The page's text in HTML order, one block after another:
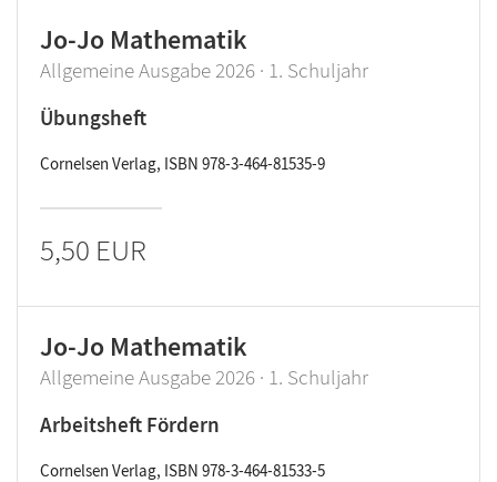
Jo-Jo Mathematik
Allgemeine Ausgabe 2026 · 1. Schuljahr
Übungsheft
Cornelsen Verlag, ISBN 978-3-464-81535-9
5,50 EUR
Jo-Jo Mathematik
Allgemeine Ausgabe 2026 · 1. Schuljahr
Arbeitsheft Fördern
Cornelsen Verlag, ISBN 978-3-464-81533-5